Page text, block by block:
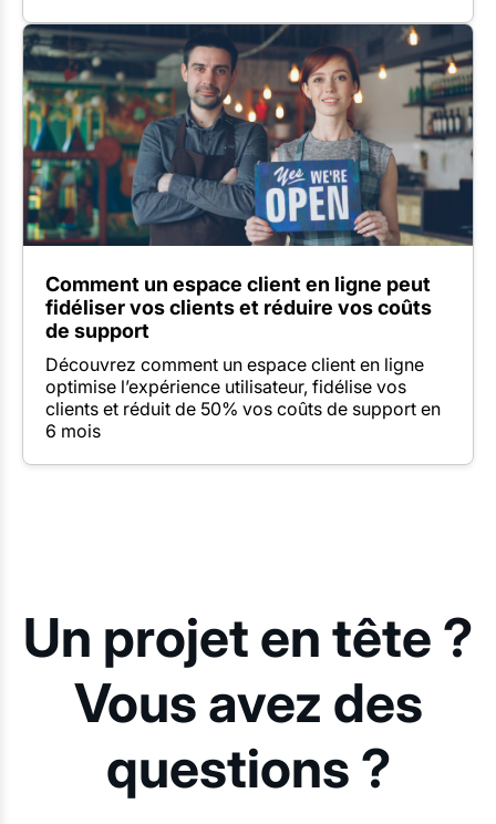
Comment un espace client en ligne peut
fidéliser vos clients et réduire vos coûts
de support
Découvrez comment un espace client en ligne
optimise l’expérience utilisateur, fidélise vos
clients et réduit de 50% vos coûts de support en
6 mois
Un projet en tête ?
Vous avez des
questions ?